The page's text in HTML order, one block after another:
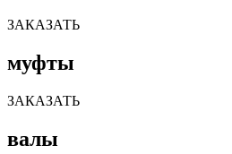
ЗАКАЗАТЬ
муфты
ЗАКАЗАТЬ
валы